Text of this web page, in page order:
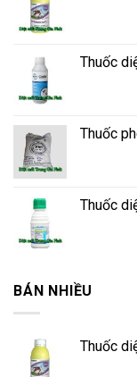
Thuốc
Thuốc
Thuốc
BÁN NHIỀU
Thuốc